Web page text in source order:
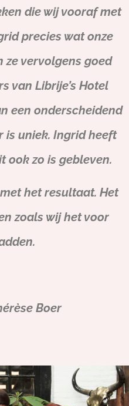
die wij vooraf met
precies wat onze
ze vervolgens goed
van Librije’s Hotel
een onderscheidend
is uniek. Ingrid heeft
ook zo is gebleven.
het resultaat. Het
zoals wij het voor
Boer